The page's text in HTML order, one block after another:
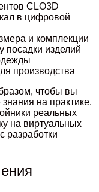
CLO3D
в цифровой
и комплекции
посадки изделий
производства
чтобы вы
на практике.
реальных
на виртуальных
разработки